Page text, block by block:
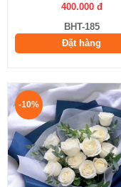
400.000 đ
BHT-185
Đặt hàng
-10%